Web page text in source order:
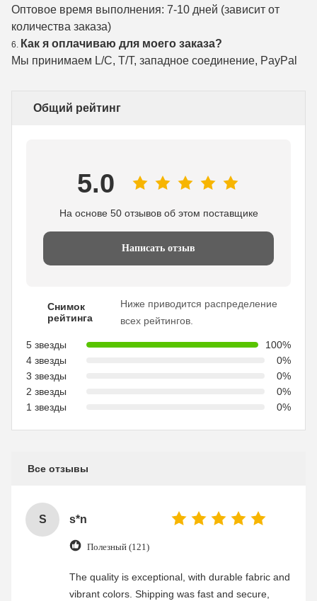
Оптовое время выполнения: 7-10 дней (зависит от
количества заказа)
6. Как я оплачиваю для моего заказа?
Мы принимаем L/C, T/T, западное соединение, PayPal
Общий рейтинг
5.0
На основе 50 отзывов об этом поставщике
Написать отзыв
Снимок
рейтинга
Ниже приводится распределение
всех рейтингов.
5 звезды
100%
4 звезды
0%
3 звезды
0%
2 звезды
0%
1 звезды
0%
Все отзывы
S s*n
Полезный (121)
The quality is exceptional, with durable fabric and
vibrant colors. Shipping was fast and secure,